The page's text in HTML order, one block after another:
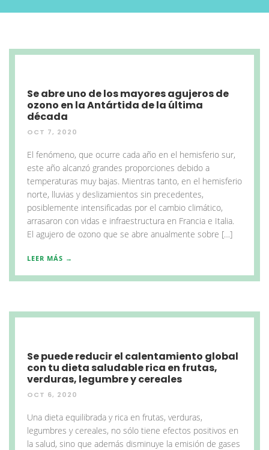
Se abre uno de los mayores agujeros de
ozono en la Antártida de la última
década
OCT 7, 2020
El fenómeno, que ocurre cada año en el hemisferio sur,
este año alcanzó grandes proporciones debido a
temperaturas muy bajas. Mientras tanto, en el hemisferio
norte, lluvias y deslizamientos sin precedentes,
posiblemente intensificadas por el cambio climático,
arrasaron con vidas e infraestructura en Francia e Italia.
El agujero de ozono que se abre anualmente sobre […]
LEER MÁS →
Se puede reducir el calentamiento global
con tu dieta saludable rica en frutas,
verduras, legumbre y cereales
OCT 6, 2020
Una dieta equilibrada y rica en frutas, verduras,
legumbres y cereales, no sólo tiene efectos positivos en
la salud, sino que además disminuye la emisión de gases